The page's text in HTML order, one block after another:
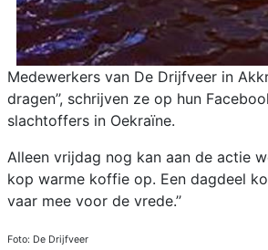
Medewerkers van De Drijfveer in
dragen’’, schrijven ze op hun
slachtoffers in Oekraïne.
Alleen vrijdag nog kan aan de actie
kop warme koffie op. Een dagdeel
vaar mee voor de vrede.’’
Foto: De Drijfveer